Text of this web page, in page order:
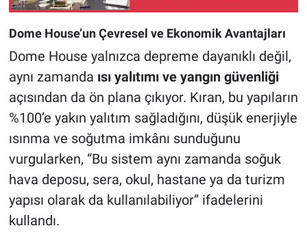
Dome House’un Çevresel ve Ekonomik Avantajları
Dome House yalnızca depreme dayanıklı değil,
aynı zamanda ısı yalıtımı ve yangın güvenliği
açısından da ön plana çıkıyor. Kıran, bu yapıların
%100’e yakın yalıtım sağladığını, düşük enerjiyle
ısınma ve soğutma imkânı sunduğunu
vurgularken, “Bu sistem aynı zamanda soğuk
hava deposu, sera, okul, hastane ya da turizm
yapısı olarak da kullanılabiliyor” ifadelerini
kullandı.